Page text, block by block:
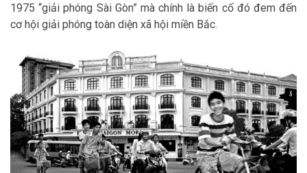
1975 “giải phóng Sài Gòn” mà chính là biến cố đó đem đến
cơ hội giải phóng toàn diện xã hội miền Bắc.